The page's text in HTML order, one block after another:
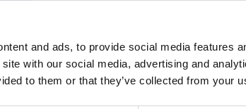
and ads, to provide social media features
with our social media, advertising and
to them or that they’ve collected from your